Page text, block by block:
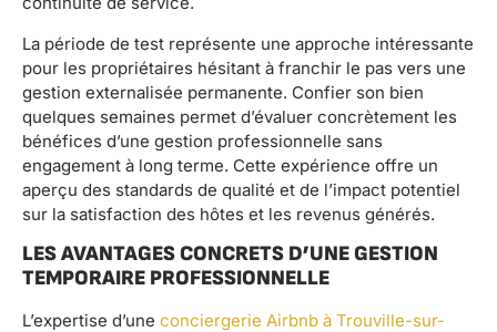
La période de test représente une approche intéressante
pour les propriétaires hésitant à franchir le pas vers une
gestion externalisée permanente. Confier son bien
quelques semaines permet d’évaluer concrètement les
bénéfices d’une gestion professionnelle sans
engagement à long terme. Cette expérience offre un
aperçu des standards de qualité et de l’impact potentiel
sur la satisfaction des hôtes et les revenus générés.
LES AVANTAGES CONCRETS D’UNE GESTION
TEMPORAIRE PROFESSIONNELLE
L’expertise d’une conciergerie Airbnb à Trouville-sur-